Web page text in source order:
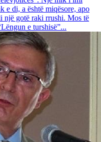
e di, a është miqësore, apo
gotë raki rrushi. Mos të
e turshisë”...